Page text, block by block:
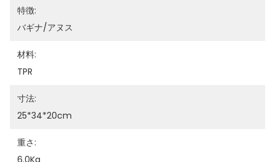
特徴:
バギナ/アヌス
材料:
TPR
寸法:
25*34*20cm
重さ:
6.0Kg